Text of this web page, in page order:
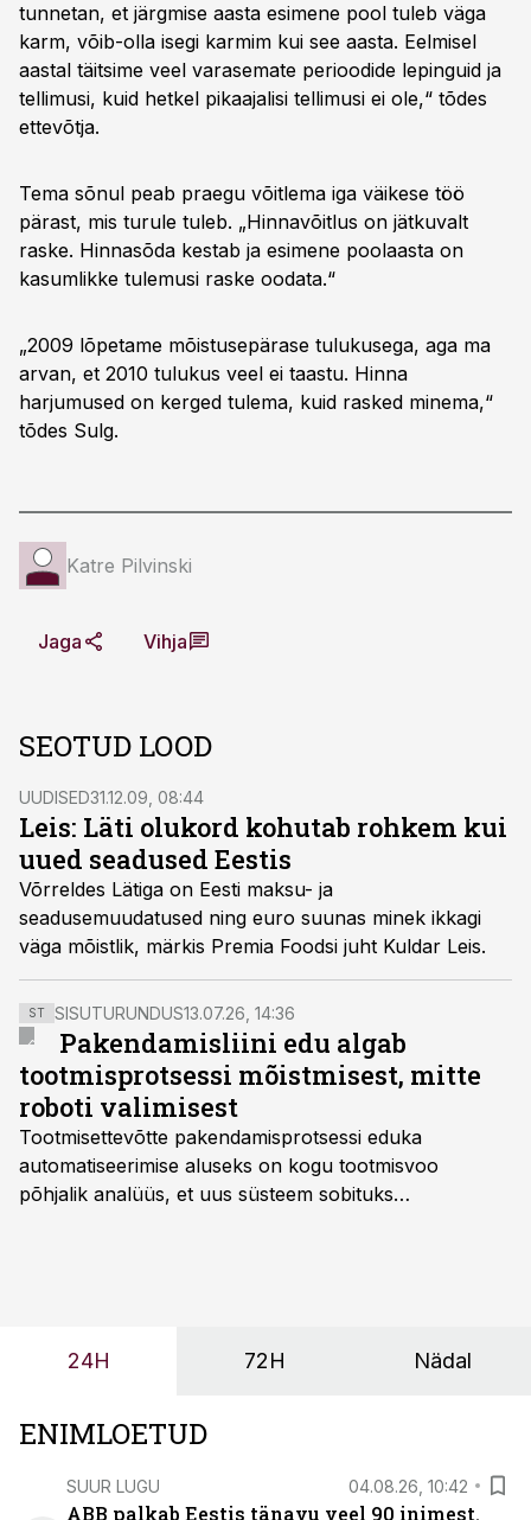
tunnetan, et järgmise aasta esimene pool tuleb väga
karm, võib-olla isegi karmim kui see aasta. Eelmisel
aastal täitsime veel varasemate perioodide lepinguid ja
tellimusi, kuid hetkel pikaajalisi tellimusi ei ole,“ tõdes
ettevõtja.
Tema sõnul peab praegu võitlema iga väikese töö
pärast, mis turule tuleb. „Hinnavõitlus on jätkuvalt
raske. Hinnasõda kestab ja esimene poolaasta on
kasumlikke tulemusi raske oodata.“
„2009 lõpetame mõistusepärase tulukusega, aga ma
arvan, et 2010 tulukus veel ei taastu. Hinna
harjumused on kerged tulema, kuid rasked minema,“
tõdes Sulg.
Katre Pilvinski
Jaga Vihja
SEOTUD LOOD
UUDISED31.12.09, 08:44
Leis: Läti olukord kohutab rohkem kui
uued seadused Eestis
Võrreldes Lätiga on Eesti maksu- ja
seadusemuudatused ning euro suunas minek ikkagi
väga mõistlik, märkis Premia Foodsi juht Kuldar Leis.
ST SISUTURUNDUS13.07.26, 14:36
Pakendamisliini edu algab
tootmisprotsessi mõistmisest, mitte
roboti valimisest
Tootmisettevõtte pakendamisprotsessi eduka
automatiseerimise aluseks on kogu tootmisvoo
põhjalik analüüs, et uus süsteem sobituks
OÜ tegevjuht Sander Mitendorf.
24H 72H Nädal
ENIMLOETUD
SUUR LUGU 04.08.26, 10:42
ABB palkab Eestis tänavu veel 90 inimest.